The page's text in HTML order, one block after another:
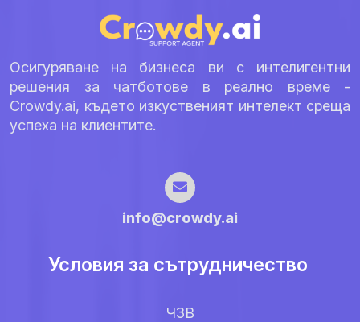
Осигуряване на бизнеса ви с интелигентни
решения за чатботове в реално време -
Crowdy.ai, където изкуственият интелект среща
успеха на клиентите.
info@crowdy.ai
Условия за сътрудничество
ЧЗВ